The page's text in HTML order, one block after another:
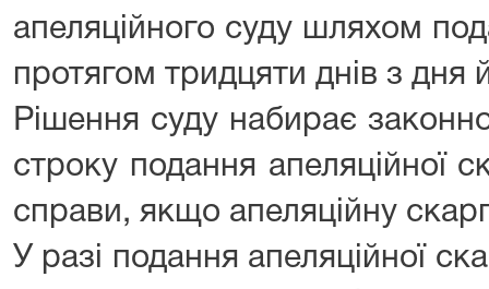
апеляційного суду шляхом
протягом тридцяти днів з дня
Рішення суду набирає
строку подання апеляційної
справи, якщо апеляційну
У разі подання апеляційної